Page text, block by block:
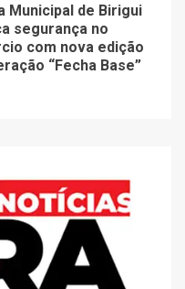
Municipal de Birigui
segurança no
com nova edição
“Fecha Base”